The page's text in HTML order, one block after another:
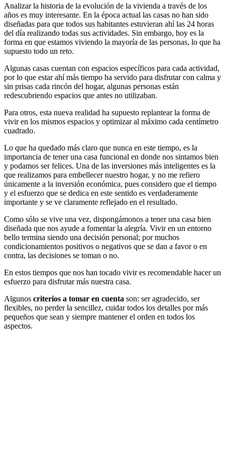
Analizar la historia de la evolución de la vivienda a través de los
años es muy interesante. En la época actual las casas no han sido
diseñadas para que todos sus habitantes estuvieran ahí las 24 horas
del día realizando todas sus actividades. Sin embargo, hoy es la
forma en que estamos viviendo la mayoría de las personas, lo que ha
supuesto todo un reto.
Algunas casas cuentan con espacios específicos para cada actividad,
por lo que estar ahí más tiempo ha servido para disfrutar con calma y
sin prisas cada rincón del hogar, algunas personas están
redescubriendo espacios que antes no utilizaban.
Para otros, esta nueva realidad ha supuesto replantear la forma de
vivir en los mismos espacios y optimizar al máximo cada centímetro
cuadrado.
Lo que ha quedado más claro que nunca en este tiempo, es la
importancia de tener una casa funcional en donde nos sintamos bien
y podamos ser felices. Una de las inversiones más inteligentes es la
que realizamos para embellecer nuestro hogar, y no me refiero
únicamente a la inversión económica, pues considero que el tiempo
y el esfuerzo que se dedica en este sentido es verdaderamente
importante y se ve claramente reflejado en el resultado.
Como sólo se vive una vez, dispongámonos a tener una casa bien
diseñada que nos ayude a fomentar la alegría. Vivir en un entorno
bello termina siendo una decisión personal; por muchos
condicionamientos positivos o negativos que se dan a favor o en
contra, las decisiones se toman o no.
En estos tiempos que nos han tocado vivir es recomendable hacer un
esfuerzo para disfrutar más nuestra casa.
Algunos criterios a tomar en cuenta son: ser agradecido, ser
flexibles, no perder la sencillez, cuidar todos los detalles por más
pequeños que sean y siempre mantener el orden en todos los
aspectos.